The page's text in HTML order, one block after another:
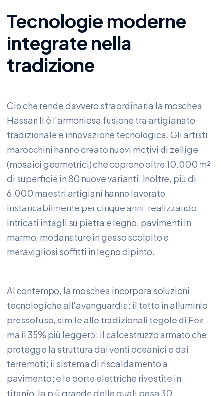
Tecnologie moderne
integrate nella
tradizione
Ciò che rende davvero straordinaria la moschea
Hassan II è l'armoniosa fusione tra artigianato
tradizionale e innovazione tecnologica. Gli artisti
marocchini hanno creato nuovi motivi di zellige
(mosaici geometrici) che coprono oltre 10.000 m²
di superficie in 80 nuove varianti. Inoltre, più di
6.000 maestri artigiani hanno lavorato
instancabilmente per cinque anni, realizzando
intricati intagli su pietra e legno, pavimenti in
marmo, modanature in gesso scolpito e
meravigliosi soffitti in legno dipinto.
Al contempo, la moschea incorpora soluzioni
tecnologiche all'avanguardia: il tetto in alluminio
pressofuso, simile alle tradizionali tegole di Fez
ma il 35% più leggero; il calcestruzzo armato che
protegge la struttura dai venti oceanici e dai
terremoti; il sistema di riscaldamento a
pavimento; e le porte elettriche rivestite in
titanio, la più grande delle quali pesa 30